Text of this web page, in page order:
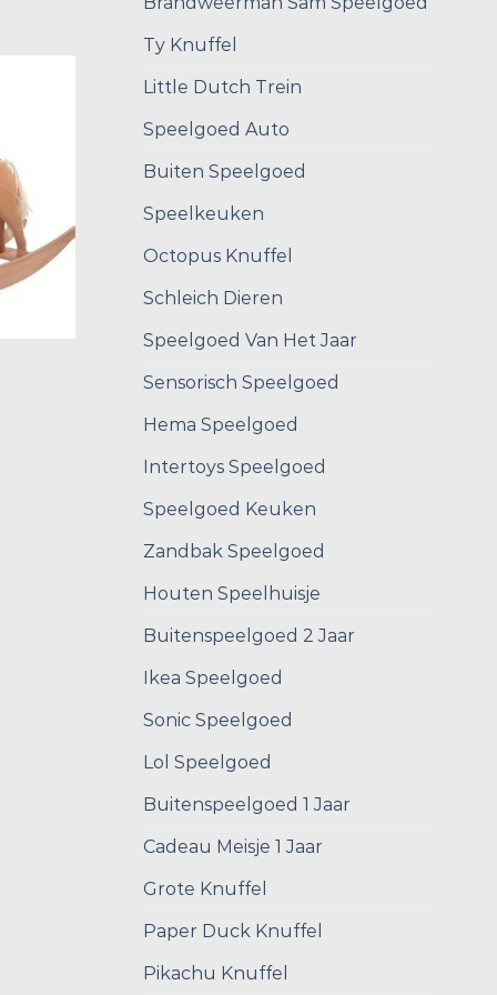
Ty Knuffel
Little Dutch Trein
Speelgoed Auto
Buiten Speelgoed
Speelkeuken
Octopus Knuffel
Schleich Dieren
Speelgoed Van Het Jaar
Sensorisch Speelgoed
Hema Speelgoed
Intertoys Speelgoed
Speelgoed Keuken
Zandbak Speelgoed
Houten Speelhuisje
Buitenspeelgoed 2 Jaar
Ikea Speelgoed
Sonic Speelgoed
Lol Speelgoed
Buitenspeelgoed 1 Jaar
Cadeau Meisje 1 Jaar
Grote Knuffel
Paper Duck Knuffel
Pikachu Knuffel